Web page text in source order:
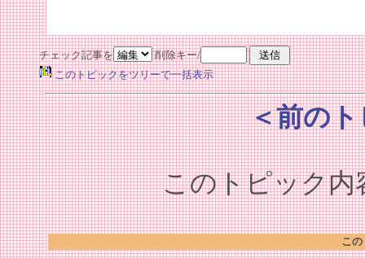
チェック記事を
削除キー/
このトピックをツリーで一括表示
＜前のト
このトピック内
こ